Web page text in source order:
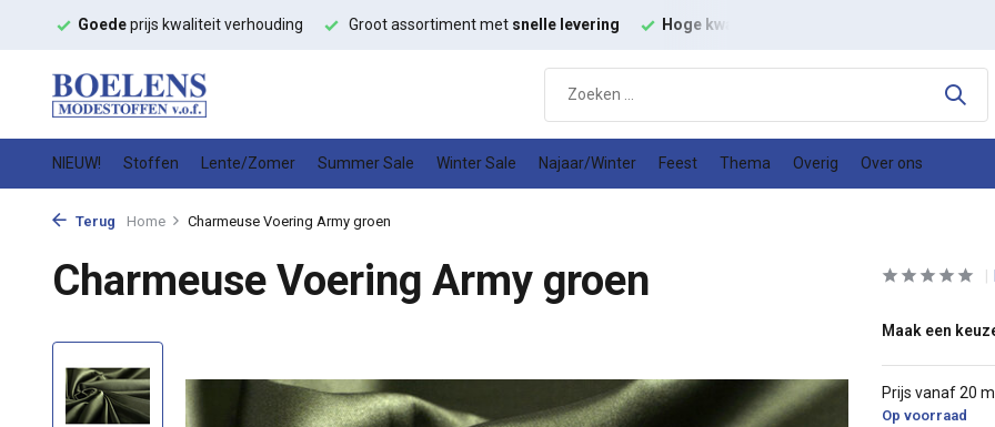
prijs kwaliteit verhouding Groot assortiment metsnelle levering Hoge kwaliteitmodestoffen
NIEUW! Stoffen Lente/Zomer Summer Sale Winter Sale Najaar/Winter Feest Thema Overig Over ons
Terug Home Charmeuse Voering Army groen
Charmeuse Voering Army groen
Maak een
Prijs vanaf 20
Op voorraad